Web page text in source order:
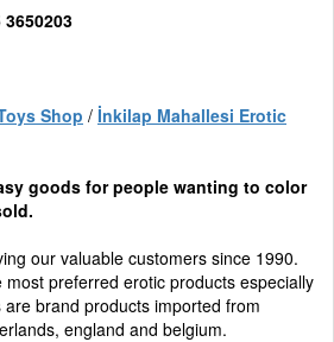
Shop / İnkilap Mahallesi Erotic
goods for people wanting to color
our valuable customers since 1990.
preferred erotic products especially
brand products imported from
england and belgium.